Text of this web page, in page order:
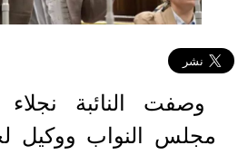
وصفت النائبة
مجلس النواب ووكيل